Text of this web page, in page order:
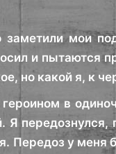
мои
и пытаются
но какой я, к
в
Я передознулся,
Передоз у меня